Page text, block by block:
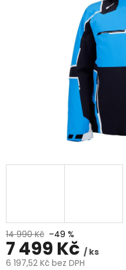
14 990 Kč –49 %
7 499 Kč / ks
6 197,52 Kč bez DPH